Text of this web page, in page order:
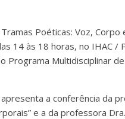
p
p
til
h
Poéticas: Voz,
14 às 18 horas, no IHAC /
Programa Multidisciplinar
a conferência da
e a da professora